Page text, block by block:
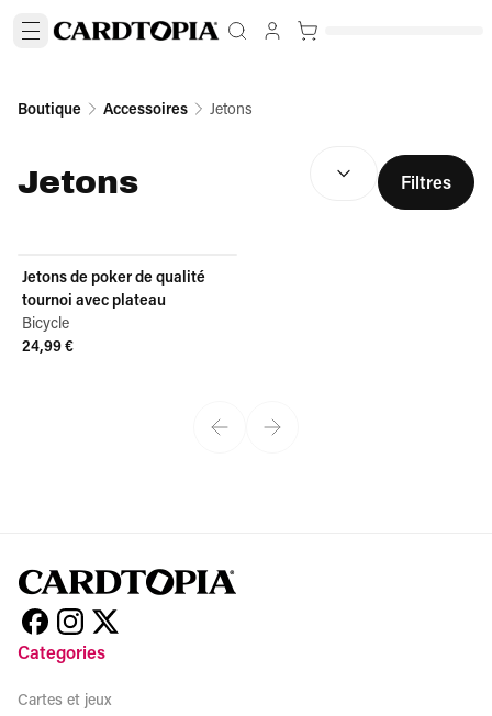
Boutique Accessoires Jetons
Jetons
TRIER PAR : (facultatif
Filtres
Jetons de poker de qualité
tournoi avec plateau
Bicycle
24,99 €
Categories
Cartes et jeux